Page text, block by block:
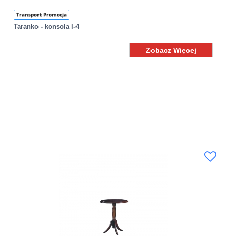
Transport Promocja
Taranko - konsola l-4
Zobacz Więcej